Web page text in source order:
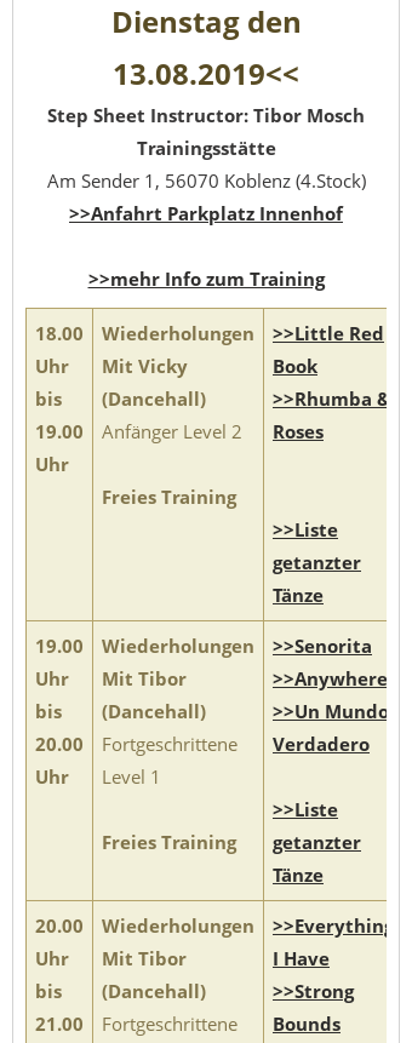
Dienstag den
13.08.2019<<
Step Sheet Instructor: Tibor Mosch
Trainingsstätte
Am Sender 1, 56070 Koblenz (4.Stock)
>>Anfahrt Parkplatz Innenhof
>>mehr Info zum Training
18.00
Uhr
bis
19.00
Uhr
Wiederholungen
Mit Vicky
(Dancehall)
Anfänger Level 2
Freies Training
>>Little Red
Book
>>Rhumba &
Roses
>>Liste
getanzter
Tänze
19.00
Uhr
bis
20.00
Uhr
Wiederholungen
Mit Tibor
(Dancehall)
Fortgeschrittene
Level 1
Freies Training
>>Senorita
>>Anywhere
>>Un Mundo
Verdadero
>>Liste
getanzter
Tänze
20.00
Uhr
bis
21.00
Wiederholungen
Mit Tibor
(Dancehall)
Fortgeschrittene
>>Everything
I Have
>>Strong
Bounds